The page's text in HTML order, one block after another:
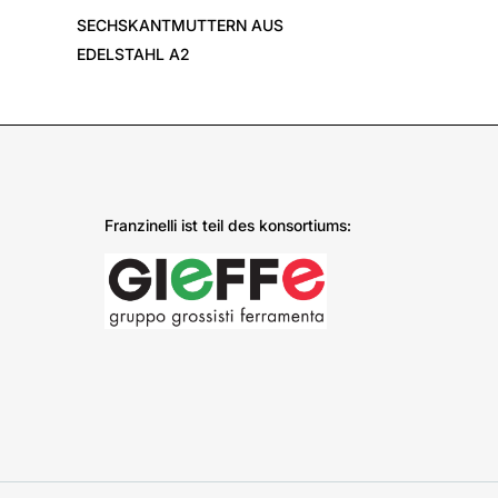
SECHSKANTMUTTERN AUS
EDELSTAHL A2
Franzinelli ist teil des konsortiums: